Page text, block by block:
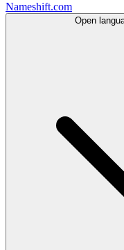
Nameshift.com
Open